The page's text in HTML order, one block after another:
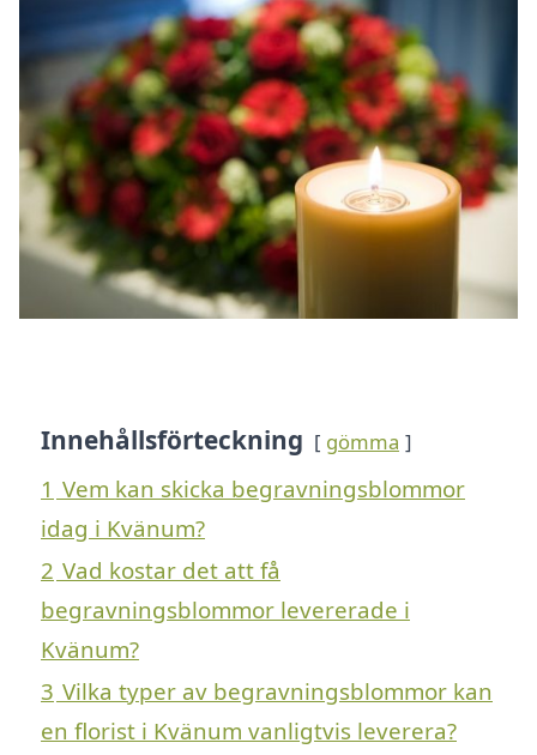
Innehållsförteckning gömma
1 Vem kan skicka begravningsblommor
idag i Kvänum?
2 Vad kostar det att få
begravningsblommor levererade i
Kvänum?
3 Vilka typer av begravningsblommor kan
en florist i Kvänum vanligtvis leverera?